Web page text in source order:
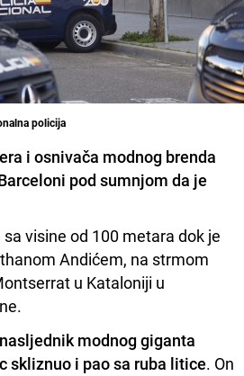
policija
i osnivača modnog brenda
pod sumnjom da je
visine od 100 metara dok je
Andićem, na strmom
u Kataloniji u
nasljednik modnog giganta
skliznuo i pao sa ruba litice. On